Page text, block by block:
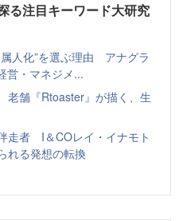
る注目キーワード大研究
人化”を選ぶ理由 アナグラ
営・マネジメ...
老舗『Rtoaster』が描く、生
走者 I＆COレイ・イナモト
れる発想の転換